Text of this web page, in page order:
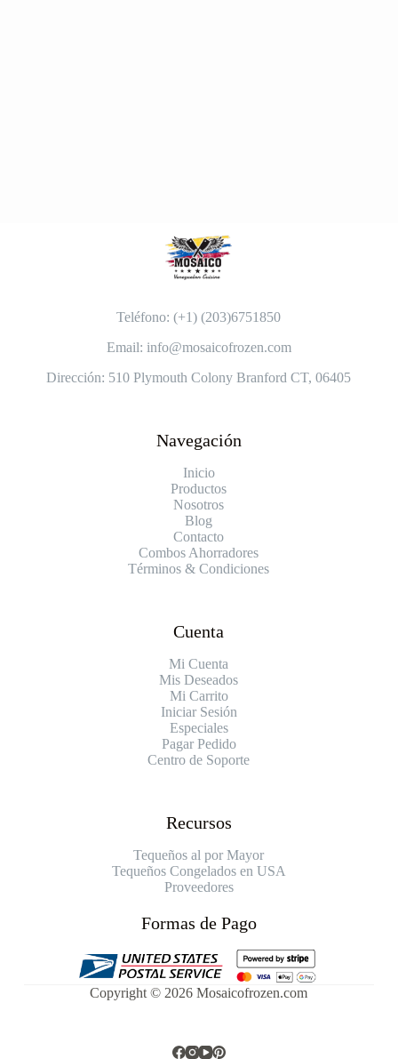
Teléfono: (+1) (203)6751850
Email: info@mosaicofrozen.com
Dirección: 510 Plymouth Colony Branford CT, 06405
Navegación
Inicio
Productos
Nosotros
Blog
Contacto
Combos Ahorradores
Términos & Condiciones
Cuenta
Mi Cuenta
Mis Deseados
Mi Carrito
Iniciar Sesión
Especiales
Pagar Pedido
Centro de Soporte
Recursos
Tequeños al por Mayor
Tequeños Congelados en USA
Proveedores
Formas de Pago
Copyright © 2026 Mosaicofrozen.com